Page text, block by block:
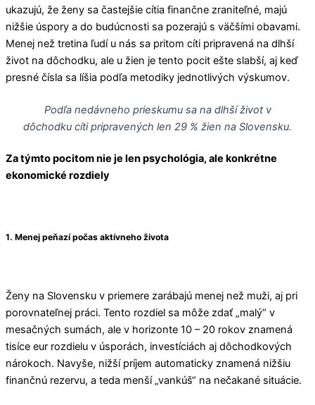
ukazujú, že ženy sa častejšie cítia finančne zraniteľné, majú
nižšie úspory a do budúcnosti sa pozerajú s väčšími obavami.
Menej než tretina ľudí u nás sa pritom cíti pripravená na dlhší
život na dôchodku, ale u žien je tento pocit ešte slabší, aj keď
presné čísla sa líšia podľa metodiky jednotlivých výskumov.
Podľa nedávneho prieskumu sa na dlhší život v
dôchodku cíti pripravených len 29 % žien na Slovensku.
Za týmto pocitom nie je len psychológia, ale konkrétne
ekonomické rozdiely
1. Menej peňazí počas aktívneho života
Ženy na Slovensku v priemere zarábajú menej než muži, aj pri
porovnateľnej práci. Tento rozdiel sa môže zdať „malý“ v
mesačných sumách, ale v horizonte 10 – 20 rokov znamená
tisíce eur rozdielu v úsporách, investíciách aj dôchodkových
nárokoch. Navyše, nižší príjem automaticky znamená nižšiu
finančnú rezervu, a teda menší „vankúš“ na nečakané situácie.